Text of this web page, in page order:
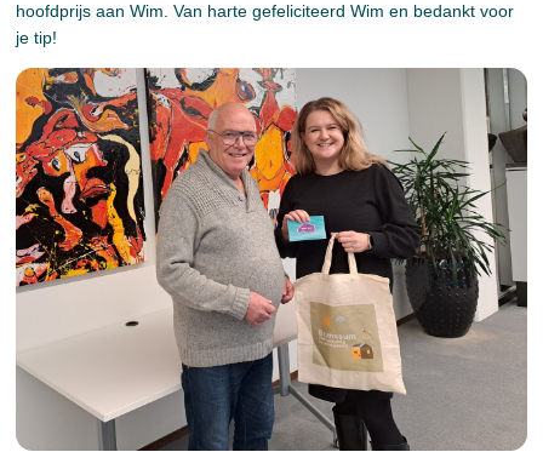
hoofdprijs aan Wim. Van harte gefeliciteerd Wim en bedankt voor
je tip!